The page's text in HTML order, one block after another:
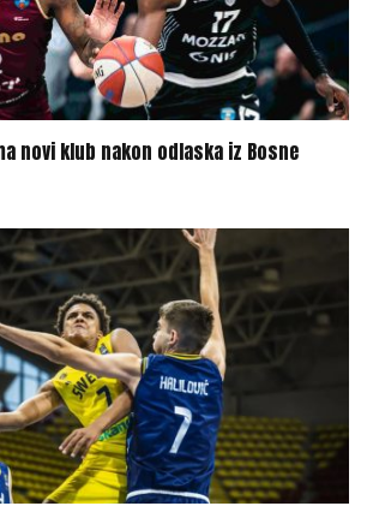
novi klub nakon odlaska iz Bosne